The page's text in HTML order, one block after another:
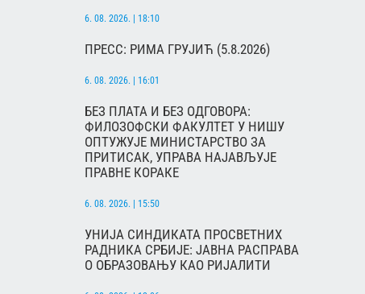
6. 08. 2026. | 18:10
ПРЕСС: РИМА ГРУЈИЋ (5.8.2026)
6. 08. 2026. | 16:01
БЕЗ ПЛАТА И БЕЗ ОДГОВОРА:
ФИЛОЗОФСКИ ФАКУЛТЕТ У НИШУ
ОПТУЖУЈЕ МИНИСТАРСТВО ЗА
ПРИТИСАК, УПРАВА НАЈАВЉУЈЕ
ПРАВНЕ КОРАКЕ
6. 08. 2026. | 15:50
УНИЈА СИНДИКАТА ПРОСВЕТНИХ
РАДНИКА СРБИЈЕ: ЈАВНА РАСПРАВА
О ОБРАЗОВАЊУ КАО РИЈАЛИТИ